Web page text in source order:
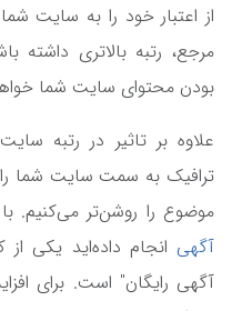
از اعتبار خود را به
مرجع، رتبه بالاتری داشته
بودن محتوای سایت شما
علاوه بر تاثیر در رتبه
ترافیک به سمت سایت شما
موضوع را روشن‌تر می‌کنیم.
آگهی انجام داده‌اید یکی
آگهی رایگان" است. برای